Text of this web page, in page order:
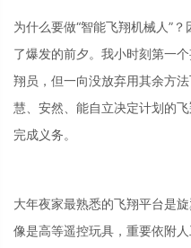
为什么要做“智能飞翔机械人”
了爆发的前夕。我小时刻第一
翔员，但一向没放弃用其余方
慧、安然、能自立决定计划的
完成义务。
大年夜家最熟悉的飞翔平台是
像是高等遥控玩具，重要依附